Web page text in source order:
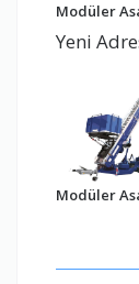
Modüler
Yeni
Modüler